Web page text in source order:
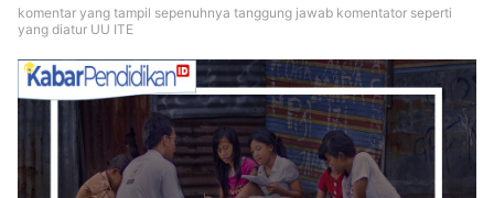
komentar yang tampil sepenuhnya tanggung jawab komentator seperti
yang diatur UU ITE